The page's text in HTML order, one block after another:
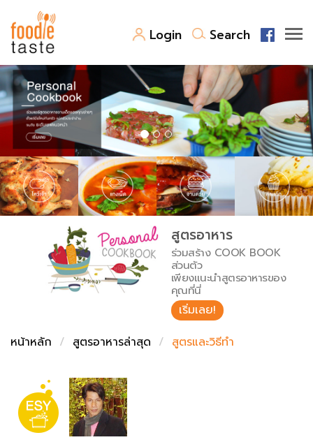
Login Search
สูตรอาหาร
สูตรอาหารล่าสุด
Top Foodie
พาไปชิม
สารพันก้นครัว
เคล็ดลับน่ารู้
เปรียบเทียบหน่วยการตวง
เปรียบเทียบอุณหภูมิ
เปรียบเทียบน้ำหนักวัตถุดิบ
FoodPedia
สร้าง Cookbook
สูตรอาหาร
ร่วมสร้าง COOK BOOK
ส่วนตัว
เพียงแนะนำสูตรอาหารของ
คุณที่นี่
เริ่มเลย!
หน้าหลัก
สูตรอาหารล่าสุด สูตรและวิธีทำ